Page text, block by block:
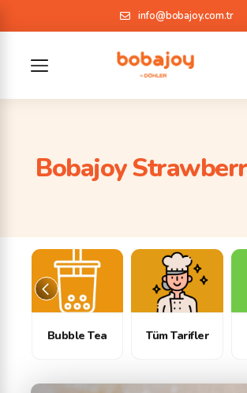
info@bobajoy.com.tr
Bobajoy
Bubble Tea Tüm Tarifler